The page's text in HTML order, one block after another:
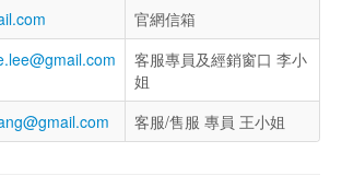
官網信箱
客服專員及經銷窗口 李小
姐
客服/售服 專員 王小姐